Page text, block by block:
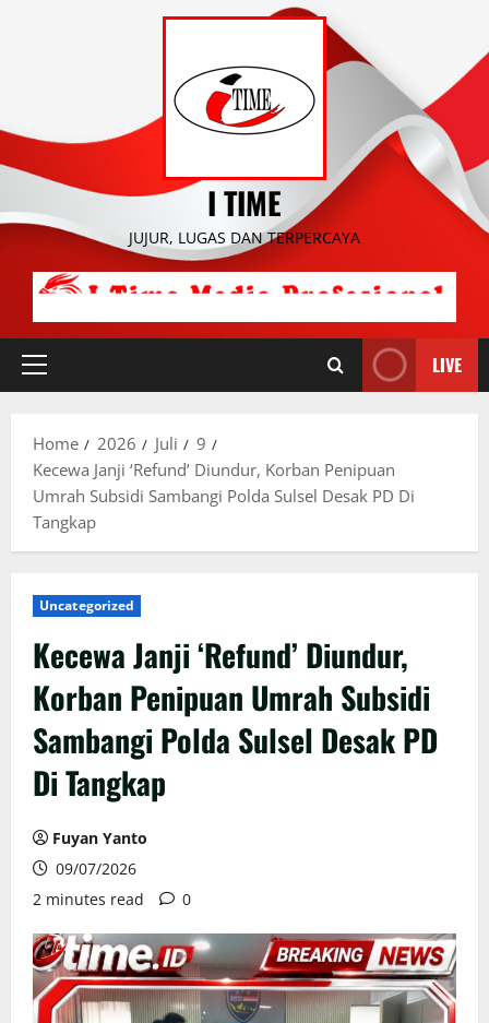
I TIME
JUJUR, LUGAS DAN TERPERCAYA
Primary
LIVE
Home 2026 Juli
9
Kecewa Janji ‘Refund’ Diundur, Korban Penipuan
Umrah Subsidi Sambangi Polda Sulsel Desak PD Di
Tangkap
Uncategorized
Kecewa Janji ‘Refund’ Diundur,
Korban Penipuan Umrah Subsidi
Sambangi Polda Sulsel Desak PD
Di Tangkap
Fuyan Yanto
09/07/2026
2 minutes read
0